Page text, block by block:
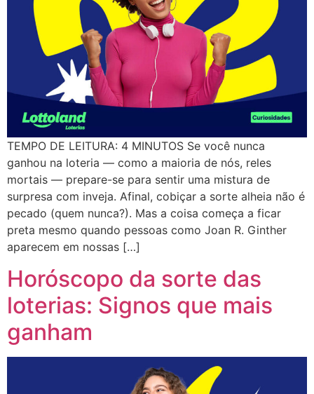
TEMPO DE LEITURA: 4 MINUTOS Se você nunca
ganhou na loteria — como a maioria de nós, reles
mortais — prepare-se para sentir uma mistura de
surpresa com inveja. Afinal, cobiçar a sorte alheia não é
pecado (quem nunca?). Mas a coisa começa a ficar
preta mesmo quando pessoas como Joan R. Ginther
aparecem em nossas […]
Horóscopo da sorte das
loterias: Signos que mais
ganham